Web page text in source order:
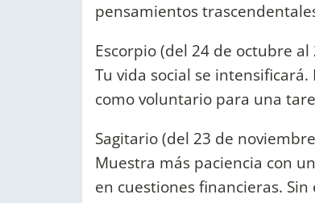
pensamientos
Escorpio (del 24 de octubre
Tu vida social se
como voluntario para una
Sagitario (del 23 de
Muestra más paciencia con
en cuestiones financieras.